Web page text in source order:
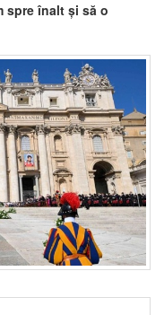
spre înalt și să o